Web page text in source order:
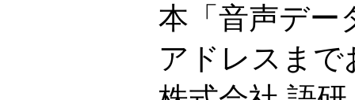
本「音声デー
アドレスま